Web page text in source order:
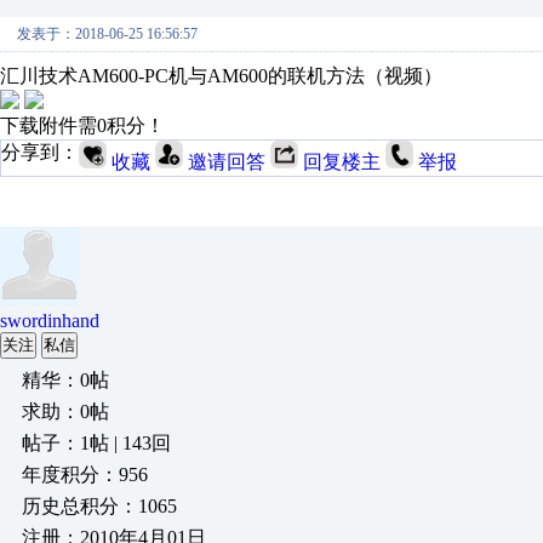
发表于：2018-06-25 16:56:57
汇川技术AM600-PC机与AM600的联机方法（视频）
下载附件需0积分！
分享到：
收藏 邀请回答 回复楼主 举报
swordinhand
关注 私信
精华：0帖
求助：0帖
帖子：1帖 | 143回
年度积分：956
历史总积分：1065
注册：2010年4月01日